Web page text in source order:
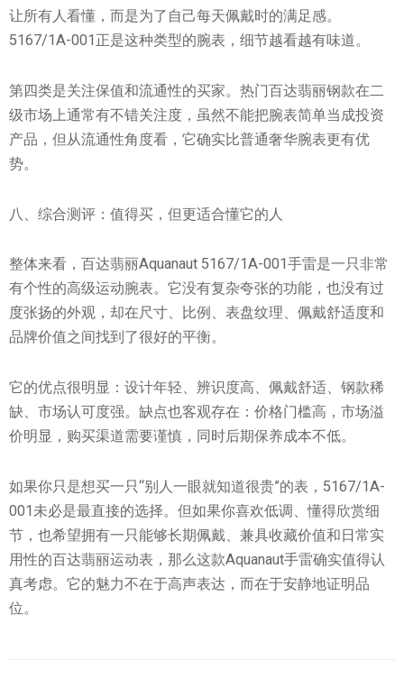
让所有人看懂，而是为了自己每天佩戴时的满足感。
5167/1A-001正是这种类型的腕表，细节越看越有味道。
第四类是关注保值和流通性的买家。热门百达翡丽钢款在二
级市场上通常有不错关注度，虽然不能把腕表简单当成投资
产品，但从流通性角度看，它确实比普通奢华腕表更有优
势。
八、综合测评：值得买，但更适合懂它的人
整体来看，百达翡丽Aquanaut 5167/1A-001手雷是一只非常
有个性的高级运动腕表。它没有复杂夸张的功能，也没有过
度张扬的外观，却在尺寸、比例、表盘纹理、佩戴舒适度和
品牌价值之间找到了很好的平衡。
它的优点很明显：设计年轻、辨识度高、佩戴舒适、钢款稀
缺、市场认可度强。缺点也客观存在：价格门槛高，市场溢
价明显，购买渠道需要谨慎，同时后期保养成本不低。
如果你只是想买一只“别人一眼就知道很贵”的表，5167/1A-
001未必是最直接的选择。但如果你喜欢低调、懂得欣赏细
节，也希望拥有一只能够长期佩戴、兼具收藏价值和日常实
用性的百达翡丽运动表，那么这款Aquanaut手雷确实值得认
真考虑。它的魅力不在于高声表达，而在于安静地证明品
位。